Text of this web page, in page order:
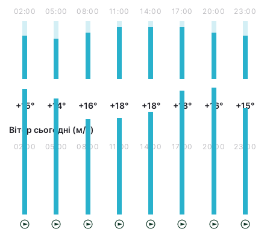
02:00
+15°
05:00
+14°
08:00
+16°
11:00
+18°
14:00
+18°
17:00
+18°
20:00
+16°
23:00
+15°
Вітер сьогодні (м/с)
02:00 05:00 08:00 11:00 14:00 17:00 20:00 23:00